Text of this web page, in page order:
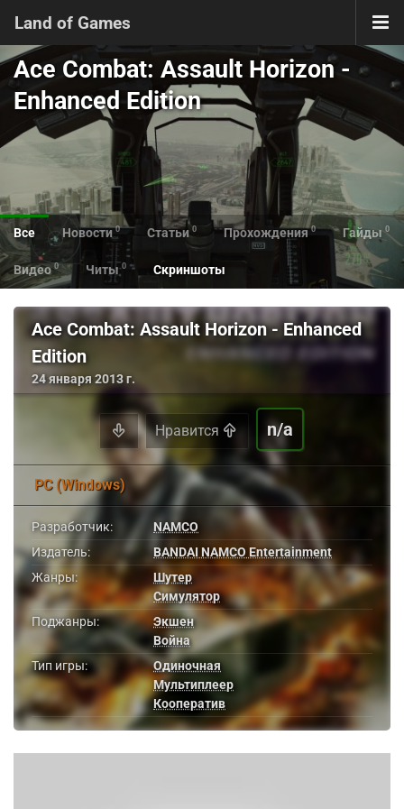
Land of Games
Ace Combat: Assault Horizon -
Enhanced Edition
Все Новости 0 Статьи 0 Прохождения 0 Гайды 0
Видео 0 Читы 0 Скриншоты
Ace Combat: Assault Horizon - Enhanced
Edition
24 января 2013 г.
Нравится n/a
PC (Windows)
Разработчик:
NAMCO
Издатель:
BANDAI NAMCO Entertainment
Жанры:
Шутер
Симулятор
Поджанры:
Экшен
Война
Тип игры:
Одиночная
Мультиплеер
Кооператив